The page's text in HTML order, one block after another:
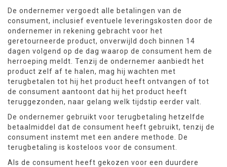
De ondernemer vergoedt alle betalingen van de
consument, inclusief eventuele leveringskosten door de
ondernemer in rekening gebracht voor het
geretourneerde product, onverwijld doch binnen 14
dagen volgend op de dag waarop de consument hem de
herroeping meldt. Tenzij de ondernemer aanbiedt het
product zelf af te halen, mag hij wachten met
terugbetalen tot hij het product heeft ontvangen of tot
de consument aantoont dat hij het product heeft
teruggezonden, naar gelang welk tijdstip eerder valt.
De ondernemer gebruikt voor terugbetaling hetzelfde
betaalmiddel dat de consument heeft gebruikt, tenzij de
consument instemt met een andere methode. De
terugbetaling is kosteloos voor de consument.
Als de consument heeft gekozen voor een duurdere